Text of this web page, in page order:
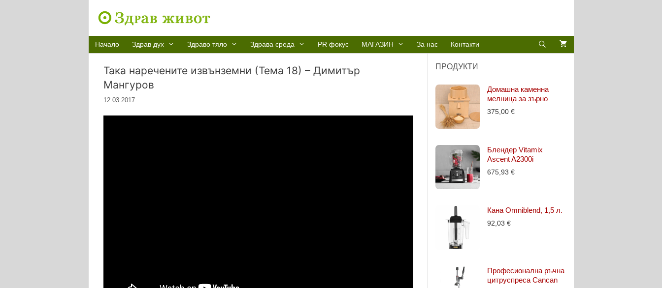
Начало Здрав дух Здраво тяло Здрава среда PR фокус МАГАЗИН За нас Контакти
Така наречените извънземни (Тема 18) – Димитър
Мангуров
12.03.2017
ПРОДУКТИ
Домашна каменна
мелница за зърно
375,00 €
Блендер Vitamix
Ascent A2300i
675,93 €
Кана Omniblend, 1,5 л.
92,03 €
Професионална ръчна
цитруспреса Cancan